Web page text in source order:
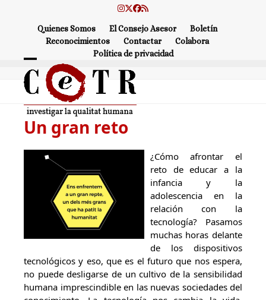
Instagram
Twitter
Facebook
RSS
Quienes Somos El Consejo Asesor
Boletín
Reconocimientos
Contactar
Colabora
Política de privacidad
Open
mobile
menu
Close
mobile
menu
Un gran reto
¿Cómo afrontar el
reto de educar a la
infancia y la
adolescencia en la
relación con la
tecnología? Pasamos
muchas horas delante
de los dispositivos
tecnológicos y eso, que es el futuro que nos espera,
no puede desligarse de un cultivo de la sensibilidad
humana imprescindible en las nuevas sociedades del